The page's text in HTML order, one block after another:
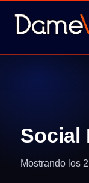
Social
Mostrando los